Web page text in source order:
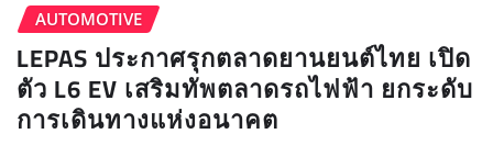
AUTOMOTIVE
LEPAS ประกาศรุกตลาดยานยนต์ไทย เปิด
ตัว L6 EV เสริมทัพตลาดรถไฟฟ้า ยกระดับ
การเดินทางแห่งอนาคต